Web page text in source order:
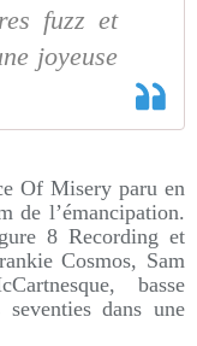
fuzz et
joyeuse
Of Misery paru en
de l’émancipation.
8 Recording et
Cosmos, Sam
basse
dans une